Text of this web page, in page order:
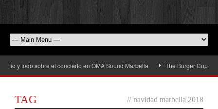
y todo sobre el concierto en OMA Sound Marbella The Burger Cup llega
TAG // navidad marbella 2018